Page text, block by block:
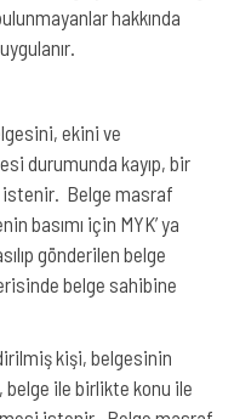
hakkında
ekini ve
durumunda kayıp, bir
istenir. Belge masraf
basımı için MYK’ ya
gönderilen belge
belge sahibine
kişi, belgesinin
belge ile birlikte konu ile